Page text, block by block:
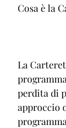
Cosa è la
La
perdita di
approccio